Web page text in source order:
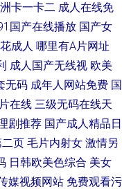
卡一卡二 成人在线免
国产在线播放 国产女
成人 哪里有A片网址
成人国产无线视 欧美
无码 成年人网站免费 国
在线 三级无码在线天
剧推荐 国产成人精品日
二页 毛片内射女 激情另
日韩欧美色综合 美女
媒视频网站 免费观看污